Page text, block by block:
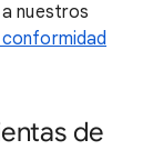
nuestros
de